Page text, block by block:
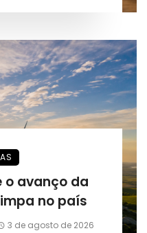
o avanço da
no país
3 de agosto de 2026